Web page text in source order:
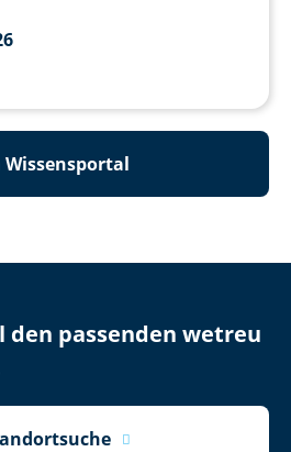
Wissensportal
den passenden wetreu